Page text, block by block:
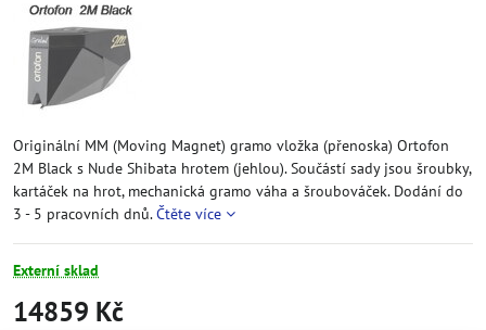
Originální MM (Moving Magnet) gramo vložka (přenoska) Ortofon
2M Black s Nude Shibata hrotem (jehlou). Součástí sady jsou šroubky,
kartáček na hrot, mechanická gramo váha a šroubováček. Dodání do
3 - 5 pracovních dnů.Čtěte více
Externí sklad
14859 Kč